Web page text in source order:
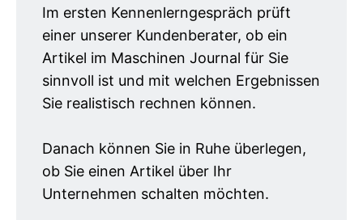
Im ersten Kennenlerngespräch prüft
einer unserer Kundenberater, ob ein
Artikel im Maschinen Journal für Sie
sinnvoll ist und mit welchen Ergebnissen
Sie realistisch rechnen können.
Danach können Sie in Ruhe überlegen,
ob Sie einen Artikel über Ihr
Unternehmen schalten möchten.